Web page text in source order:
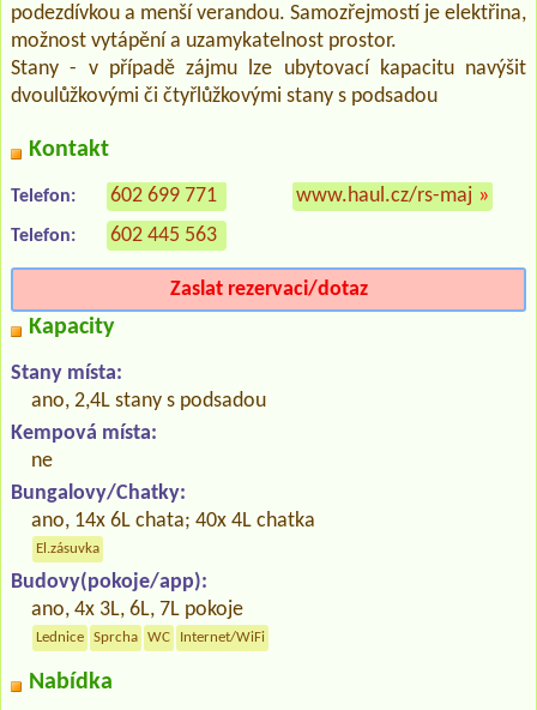
podezdívkou a menší verandou. Samozřejmostí je elektřina,
možnost vytápění a uzamykatelnost prostor.
Stany - v případě zájmu lze ubytovací kapacitu navýšit
dvoulůžkovými či čtyřlůžkovými stany s podsadou
Kontakt
Telefon: 602 699 771
Telefon: 602 445 563
www.haul.cz/rs-maj »
Zaslat rezervaci/dotaz
Kapacity
Stany místa:
ano, 2,4L stany s podsadou
Kempová místa:
ne
Bungalovy/Chatky:
ano, 14x 6L chata; 40x 4L chatka
El.zásuvka
Budovy(pokoje/app):
ano, 4x 3L, 6L, 7L pokoje
Lednice Sprcha WC Internet/WiFi
Nabídka